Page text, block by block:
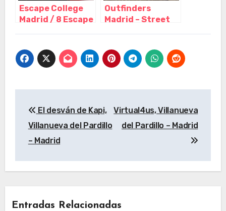
Escape College
Madrid / 8 Escape
Madrid
Outfinders
Madrid – Street
Madrid – Madrid
de
entradas
El desván de Kapi,
Villanueva del Pardillo
– Madrid
Virtual4us, Villanueva
del Pardillo – Madrid
Entradas Relacionadas